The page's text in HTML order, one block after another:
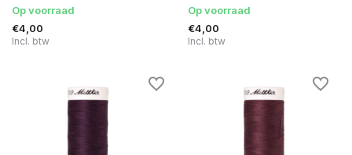
Op voorraad
€4,00
Incl. btw
Op voorraad
€4,00
Incl. btw